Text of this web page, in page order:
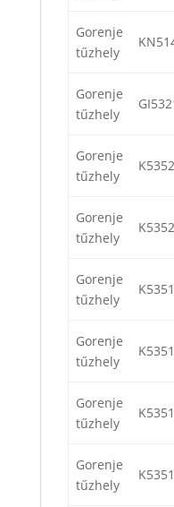
Gorenje
tűzhely
Gorenje
tűzhely
Gorenje
tűzhely
Gorenje
tűzhely
Gorenje
tűzhely
Gorenje
tűzhely
Gorenje
tűzhely
Gorenje
tűzhely